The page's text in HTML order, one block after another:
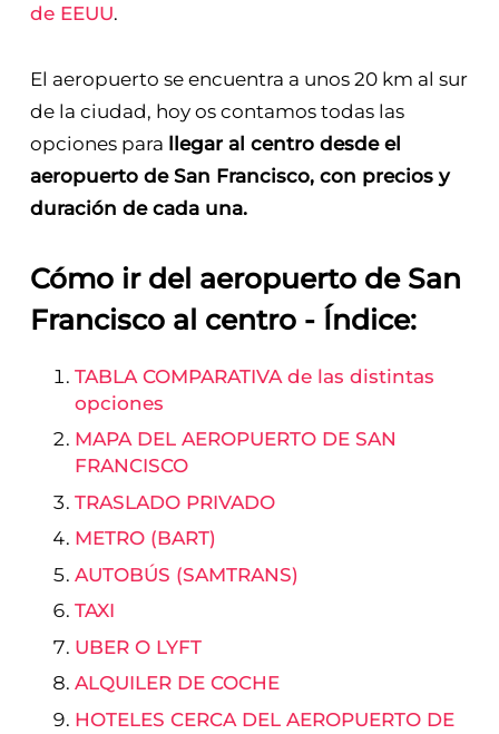
de EEUU.
El aeropuerto se encuentra a unos 20 km al sur
de la ciudad, hoy os contamos todas las
opciones para llegar al centro desde el
aeropuerto de San Francisco, con precios y
duración de cada una.
Cómo ir del aeropuerto de San
Francisco al centro - Índice:
TABLA COMPARATIVA de las distintas
opciones
MAPA DEL AEROPUERTO DE SAN
FRANCISCO
TRASLADO PRIVADO
METRO (BART)
AUTOBÚS (SAMTRANS)
TAXI
UBER O LYFT
ALQUILER DE COCHE
HOTELES CERCA DEL AEROPUERTO DE